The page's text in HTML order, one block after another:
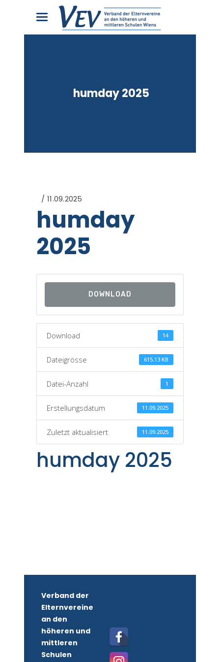
humday 2025
11.09.2025
humday
2025
DOWNLOAD
Download 14
Dateigrösse 615.13 KB
Datei-Anzahl 1
Erstellungsdatum 11.09.2025
Zuletzt aktualisiert 11.09.2025
humday 2025
Verband der
Elternvereine
an den
höheren und
mittleren
Schulen